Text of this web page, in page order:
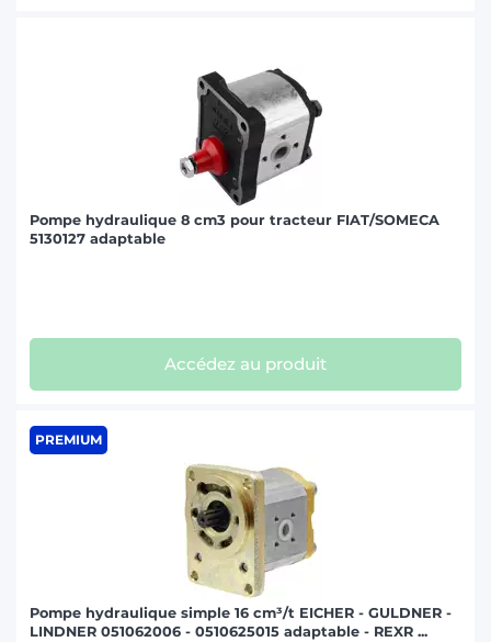
Pompe hydraulique 8 cm3 pour tracteur FIAT/SOMECA
5130127 adaptable
Accédez au produit
PREMIUM
Pompe hydraulique simple 16 cm³/t EICHER - GULDNER -
LINDNER 051062006 - 0510625015 adaptable - REXR ...